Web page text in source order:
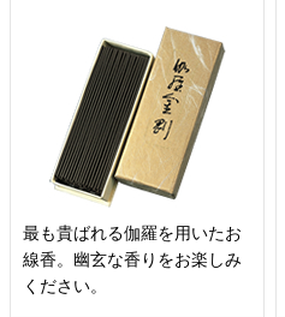
最も貴ばれる伽羅を用いたお
線香。幽玄な香りをお楽しみ
ください。